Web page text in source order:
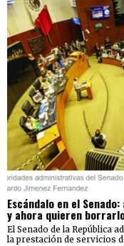
Escándalo en el
y ahora quieren
El Senado de la República
la prestación de servicios